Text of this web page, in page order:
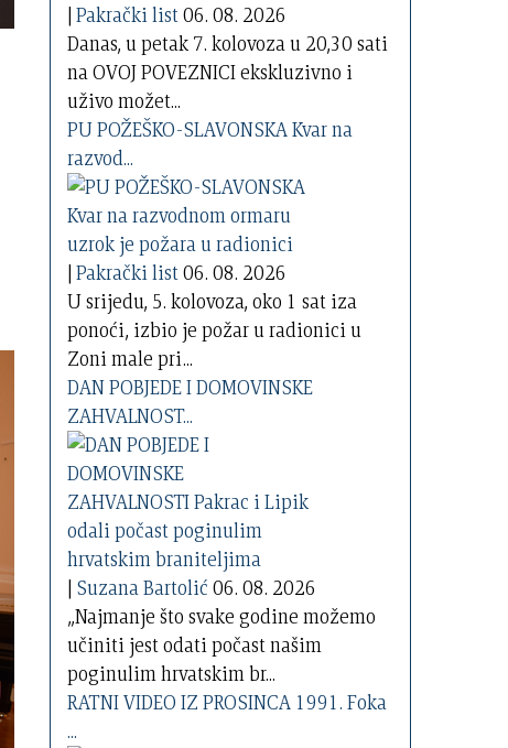
|Pakrački list06. 08. 2026
Danas, u petak 7. kolovoza u 20,30 sati
na OVOJ POVEZNICI ekskluzivno i
uživo možet...
PU POŽEŠKO-SLAVONSKA Kvar na
razvod...
|Pakrački list06. 08. 2026
U srijedu, 5. kolovoza, oko 1 sat iza
ponoći, izbio je požar u radionici u
Zoni male pri...
DAN POBJEDE I DOMOVINSKE
ZAHVALNOST...
| Suzana Bartolić 06. 08. 2026
„Najmanje što svake godine možemo
učiniti jest odati počast našim
poginulim hrvatskim br...
RATNI VIDEO IZ PROSINCA 1991. Foka
...